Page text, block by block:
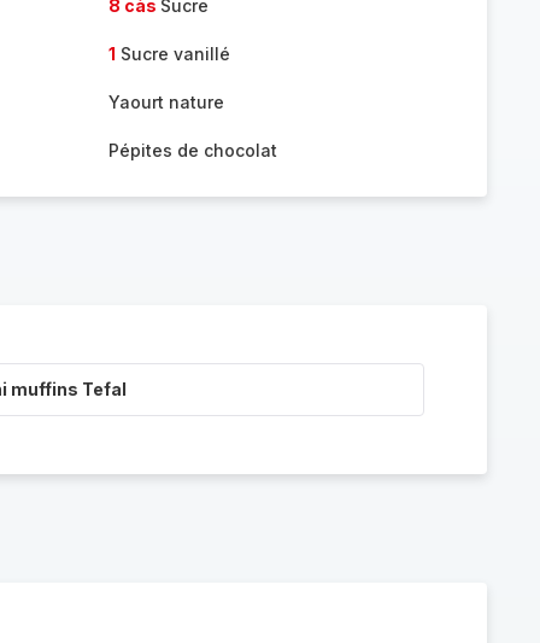
8 càs Sucre
1 Sucre vanillé
Yaourt nature
Pépites de chocolat
muffins Tefal